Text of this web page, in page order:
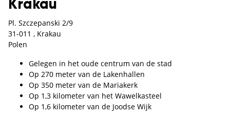
Krakau
Pl. Szczepanski 2/9
31-011 , Krakau
Polen
Gelegen in het oude centrum van de stad
Op 270 meter van de Lakenhallen
Op 350 meter van de Mariakerk
Op 1,3 kilometer van het Wawelkasteel
Op 1,6 kilometer van de Joodse Wijk